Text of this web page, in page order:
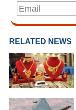
RELATED NEWS